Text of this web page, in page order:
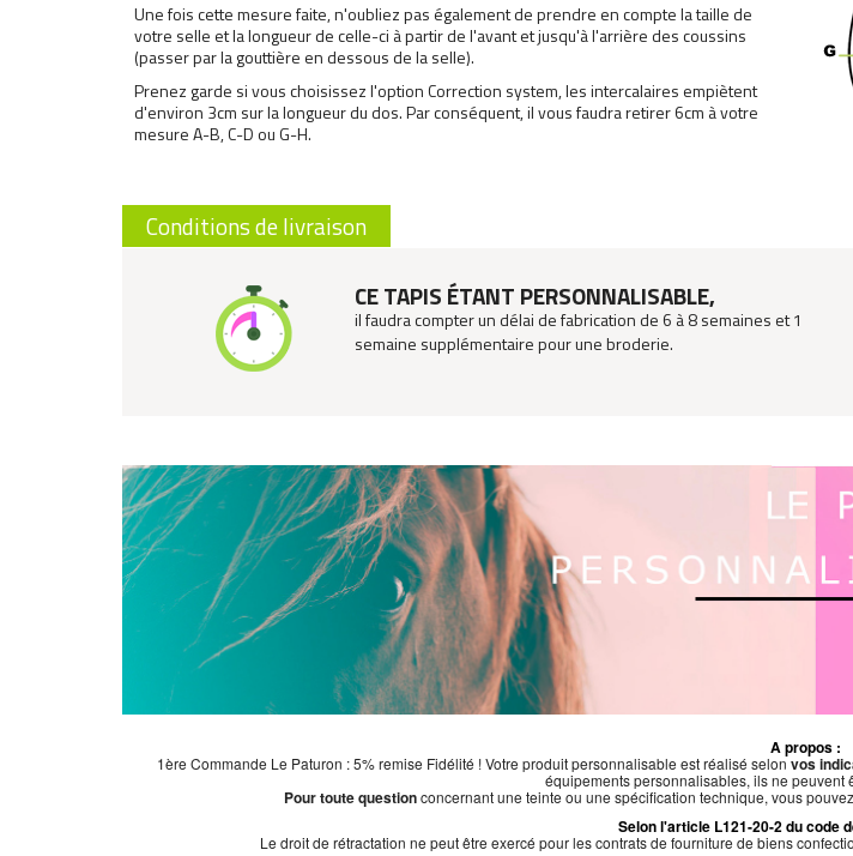
Une fois cette mesure faite, n'oubliez pas également de prendre en compte la taille de
votre selle et la longueur de celle-ci à partir de l'avant et jusqu'à l'arrière des coussins
(passer par la gouttière en dessous de la selle).
Prenez garde si vous choisissez l'option Correction system, les intercalaires empiètent
d'environ 3cm sur la longueur du dos. Par conséquent, il vous faudra retirer 6cm à votre
mesure A-B, C-D ou G-H.
Conditions de livraison
CE TAPIS ÉTANT PERSONNALISABLE,
il faudra compter un délai de fabrication de 6 à 8 semaines et 1
semaine supplémentaire pour une broderie.
A propos :
1ère Commande Le Paturon : 5% remise Fidélité ! Votre produit personnalisable est réalisé selonvos
équipements personnalisables, ils ne peuvent
Pour toute questionconcernant une teinte ou une spécification technique, vous
Selon l'article L121-20-2 du code
Le droit de rétractation ne peut être exercé pour les contrats de fourniture de biens